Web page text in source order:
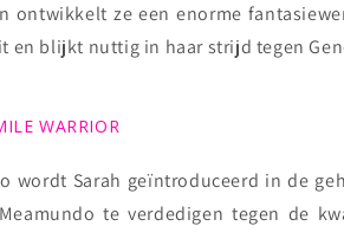
ontwikkelt ze een enorme
en blijkt nuttig in haar strijd tegen
WARRIOR
wordt Sarah geïntroduceerd in de
te verdedigen tegen de